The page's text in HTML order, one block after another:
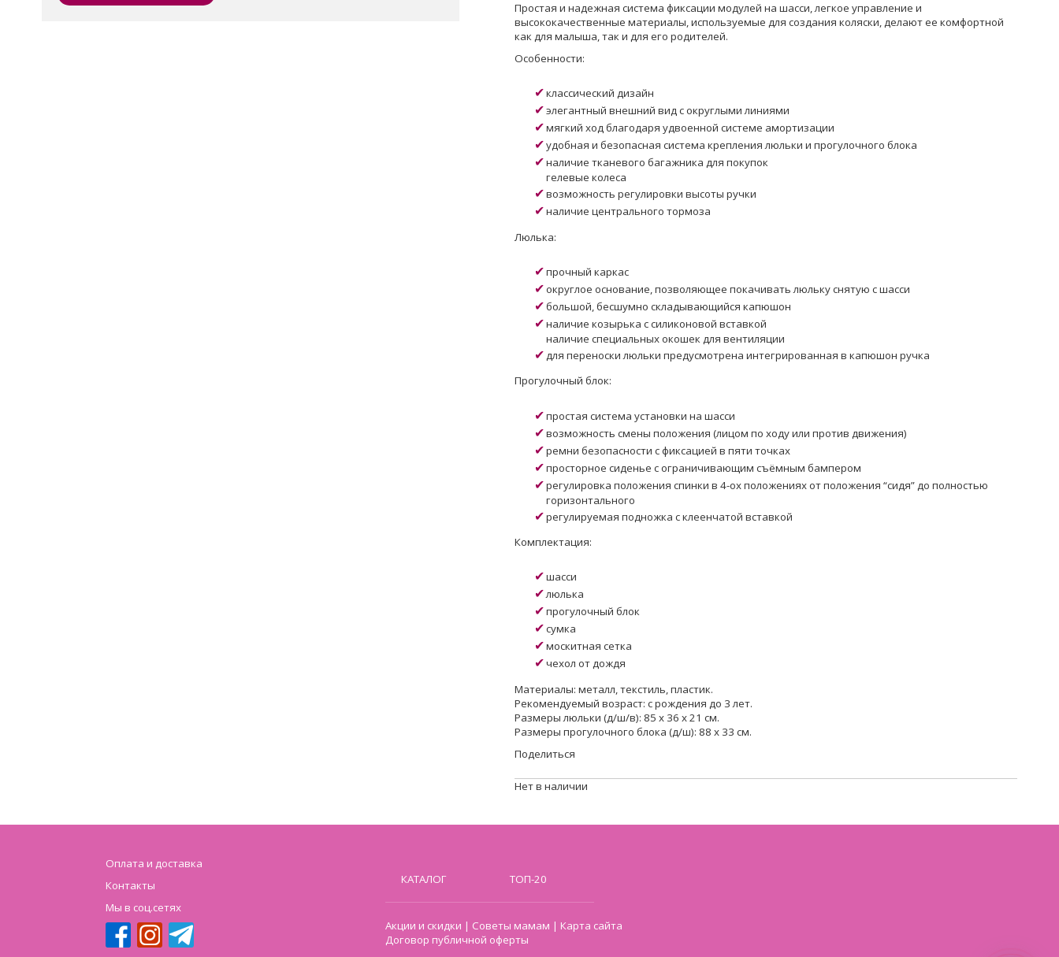
Простая и надежная система фиксации модулей на шасси, легкое управление и
высококачественные материалы, используемые для создания коляски, делают ее комфортной
как для малыша, так и для его родителей.
Особенности:
классический дизайн
элегантный внешний вид с округлыми линиями
мягкий ход благодаря удвоенной системе амортизации
удобная и безопасная система крепления люльки и прогулочного блока
наличие тканевого багажника для покупок
гелевые колеса
возможность регулировки высоты ручки
наличие центрального тормоза
Люлька:
прочный каркас
округлое основание, позволяющее покачивать люльку снятую с шасси
большой, бесшумно складывающийся капюшон
наличие козырька с силиконовой вставкой
наличие специальных окошек для вентиляции
для переноски люльки предусмотрена интегрированная в капюшон ручка
Прогулочный блок:
простая система установки на шасси
возможность смены положения (лицом по ходу или против движения)
ремни безопасности с фиксацией в пяти точках
просторное сиденье с ограничивающим съёмным бампером
регулировка положения спинки в 4-ох положениях от положения “сидя” до полностью
горизонтального
регулируемая подножка с клеенчатой вставкой
Комплектация:
шасси
люлька
прогулочный блок
сумка
москитная сетка
чехол от дождя
Материалы: металл, текстиль, пластик.
Рекомендуемый возраст: с рождения до 3 лет.
Размеры люльки (д/ш/в): 85 х 36 х 21 см.
Размеры прогулочного блока (д/ш): 88 x 33 см.
Поделиться
Нет в наличии
Оплата и доставка
Контакты
Мы в соц.сетях
КАТАЛОГ ТОП-20
Акции и скидки | Советы мамам |Карта сайта
Договор публичной оферты